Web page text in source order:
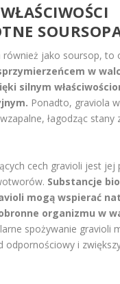
również jako soursop, to
w
silnym
Ponadto, graviola
łagodząc stany
cech gravioli jest jej
Substancje
mogą wspierać
organizmu w
spożywanie gravioli
odpornościowy i